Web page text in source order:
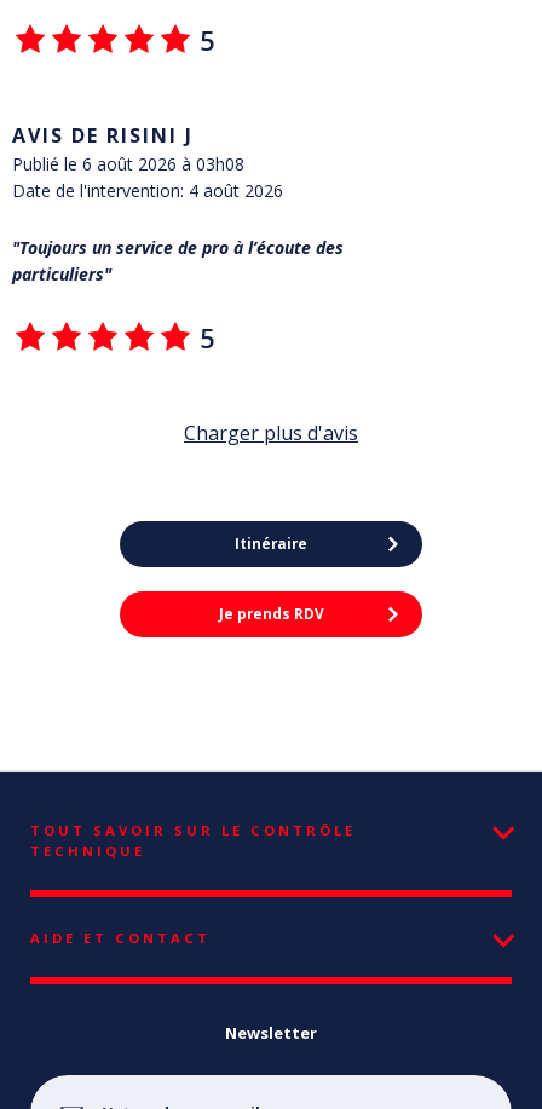
5
AVIS DE RISINI J
Publié le 6 août 2026 à 03h08
Date de l'intervention: 4 août 2026
Toujours un service de pro à l’écoute des
particuliers
5
Charger plus d'avis
Itinéraire
Je prends RDV
TOUT SAVOIR SUR LE CONTRÔLE
TECHNIQUE
AIDE ET CONTACT
Newsletter